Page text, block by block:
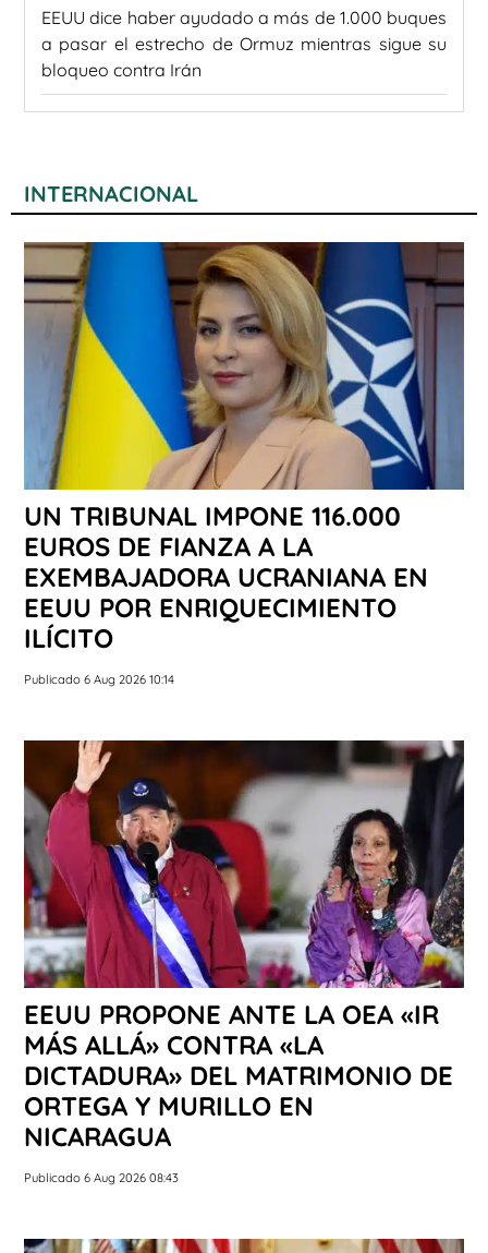
EEUU dice haber ayudado a más de 1.000 buques
a pasar el estrecho de Ormuz mientras sigue su
bloqueo contra Irán
INTERNACIONAL
UN TRIBUNAL IMPONE 116.000
EUROS DE FIANZA A LA
EXEMBAJADORA UCRANIANA EN
EEUU POR ENRIQUECIMIENTO
ILÍCITO
Publicado 6 Aug 2026 10:14
EEUU PROPONE ANTE LA OEA «IR
MÁS ALLÁ» CONTRA «LA
DICTADURA» DEL MATRIMONIO DE
ORTEGA Y MURILLO EN
NICARAGUA
Publicado 6 Aug 2026 08:43